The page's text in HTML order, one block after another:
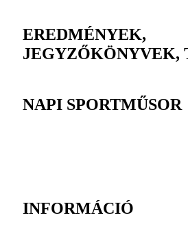
EREDMÉNYEK,
JEGYZŐKÖNYVEK,
NAPI SPORTMŰSOR
INFORMÁCIÓ